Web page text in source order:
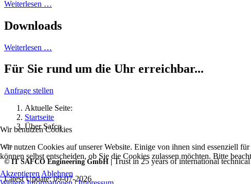
Weiterlesen …
Downloads
Weiterlesen …
Für Sie rund um die Uhr erreichbar...
Anfrage stellen
Aktuelle Seite:
Startseite
Über Safco
© IT SAFCO Engineering GmbH | Trust in 25 years of international
Latest Update: 09-07-2026
Wir benutzen Cookies
Wir nutzen Cookies auf unserer Website. Einige von ihnen sind essenziell
können selbst entscheiden, ob Sie die Cookies zulassen möchten. Bitte
Akzeptieren Ablehnen